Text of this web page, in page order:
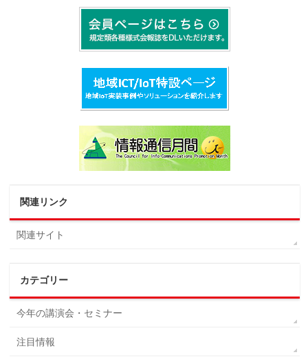
関連リンク
関連サイト
カテゴリー
今年の講演会・セミナー
注目情報